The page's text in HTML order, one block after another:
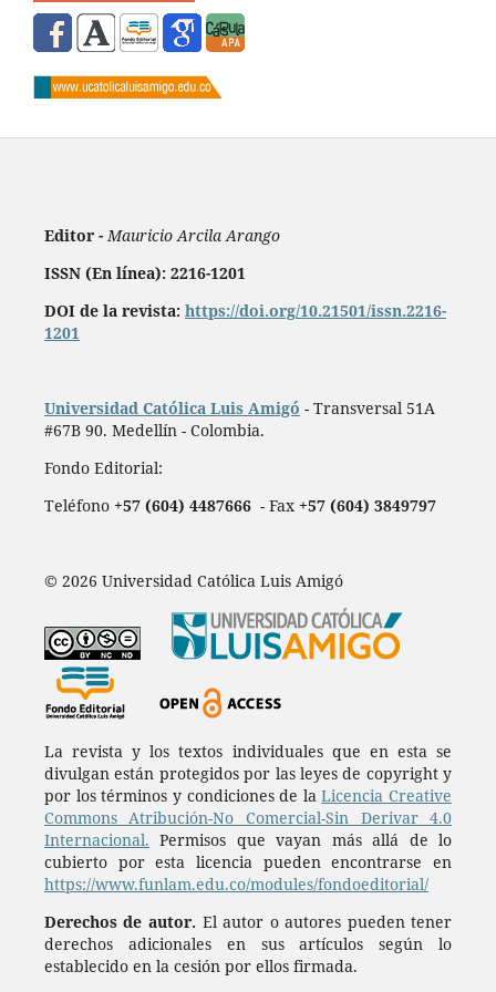
Editor -Mauricio Arcila Arango
ISSN (En línea): 2216-1201
DOI de la revista: https://doi.org/10.21501/issn.2216-
1201
Universidad Católica Luis Amigó - Transversal 51A
#67B 90. Medellín - Colombia.
Fondo Editorial:
Teléfono +57 (604) 4487666- Fax +57 (604) 3849797
© 2026 Universidad Católica Luis Amigó
La revista y los textos individuales que en esta se
divulgan están protegidos por las leyes de copyright y
por los términos y condiciones de laLicencia Creative
Commons Atribución-No Comercial-Sin Derivar 4.0
Internacional. Permisos que vayan más allá de lo
cubierto por esta licencia pueden encontrarse en
https://www.funlam.edu.co/modules/fondoeditorial/
Derechos de autor. El autor o autores pueden tener
derechos adicionales en sus artículos según lo
establecido en la cesión por ellos firmada.